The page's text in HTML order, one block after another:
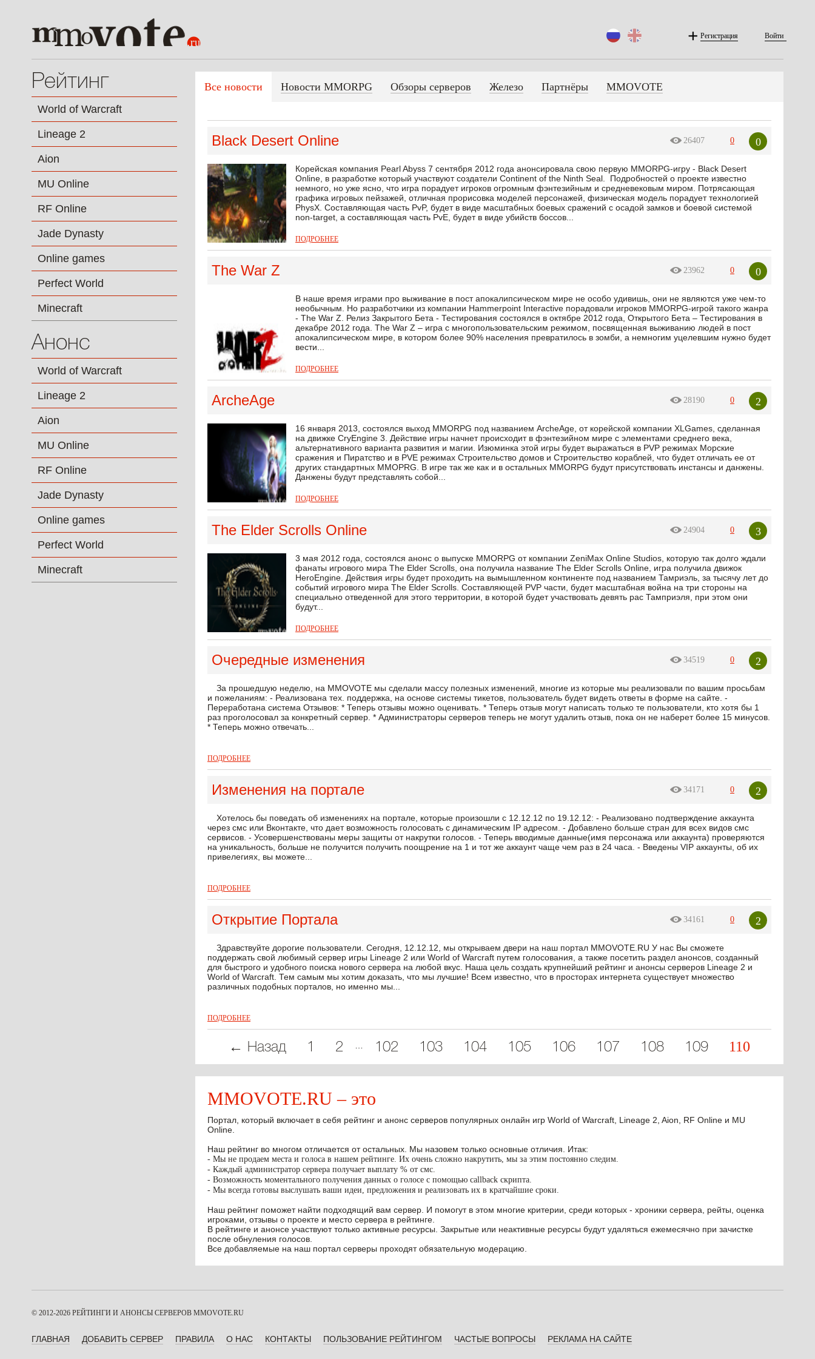
Регистрация Войти
Рейтинг
World of Warcraft
Lineage 2
Aion
MU Online
RF Online
Jade Dynasty
Online games
Perfect World
Minecraft
Анонс
World of Warcraft
Lineage 2
Aion
MU Online
RF Online
Jade Dynasty
Online games
Perfect World
Minecraft
Все новости Новости MMORPG Обзоры серверов Железо Партнёры MMOVOTE
Black Desert Online 26407 0 0
Корейская компания Pearl Abyss 7 сентября 2012 года анонсировала свою первую MMORPG-игру - Black Desert
Online, в разработке который участвуют создатели Continent of the Ninth Seal. Подробностей о проекте известно
немного, но уже ясно, что игра порадует игроков огромным фэнтезийным и средневековым миром. Потрясающая
графика игровых пейзажей, отличная прорисовка моделей персонажей, физическая модель порадует технологией
PhysX. Составляющая часть PvP, будет в виде масштабных боевых сражений с осадой замков и боевой системой
non-target, а составляющая часть PvE, будет в виде убийств боссов...
ПОДРОБНЕЕ
The War Z 23962 0 0
В наше время играми про выживание в пост апокалипсическом мире не особо удивишь, они не являются уже чем-то
необычным. Но разработчики из компании Hammerpoint Interactive порадовали игроков MMORPG-игрой такого жанра
- The War Z. Релиз Закрытого Бета - Тестирования состоялся в октябре 2012 года, Открытого Бета – Тестирования в
декабре 2012 года. The War Z – игра с многопользовательским режимом, посвященная выживанию людей в пост
апокалипсическом мире, в котором более 90% населения превратилось в зомби, а немногим уцелевшим нужно будет
вести...
ПОДРОБНЕЕ
ArcheAge 28190 0 2
16 января 2013, состоялся выход MMORPG под названием ArcheAge, от корейской компании XLGames, сделанная
на движке СryEngine 3. Действие игры начнет происходит в фэнтезийном мире с элементами среднего века,
альтернативного варианта развития и магии. Изюминка этой игры будет выражаться в PVP режимах Морские
сражения и Пиратство и в PVE режимах Строительство домов и Строительство кораблей, что будет отличать ее от
других стандартных MMOPRG. В игре так же как и в остальных MMORPG будут присутствовать инстансы и данжены.
Данжены будут представлять собой...
ПОДРОБНЕЕ
The Elder Scrolls Online 24904 0 3
3 мая 2012 года, состоялся анонс о выпуске MMORPG от компании ZeniMax Online Studios, которую так долго ждали
фанаты игрового мира The Elder Scrolls, она получила название The Elder Scrolls Online, игра получила движок
HeroEngine. Действия игры будет проходить на вымышленном континенте под названием Тамриэль, за тысячу лет до
событий игрового мира The Elder Scrolls. Cоставляющей PVP части, будет масштабная война на три стороны на
специально отведенной для этого территории, в которой будет участвовать девять рас Тамприэля, при этом они
будут...
ПОДРОБНЕЕ
Очередные изменения 34519 0 2
За прошедшую неделю, на MMOVOTE мы сделали массу полезных изменений, многие из которые мы реализовали по вашим просьбам
и пожеланиям: - Реализована тех. поддержка, на основе системы тикетов, пользователь будет видеть ответы в форме на сайте. -
Переработана система Отзывов: * Теперь отзывы можно оценивать. * Теперь отзыв могут написать только те пользователи, кто хотя бы 1
раз проголосовал за конкретный сервер. * Администраторы серверов теперь не могут удалить отзыв, пока он не наберет более 15 минусов.
* Теперь можно отвечать...
ПОДРОБНЕЕ
Изменения на портале 34171 0 2
Хотелось бы поведать об изменениях на портале, которые произошли с 12.12.12 по 19.12.12: - Реализовано подтверждение аккаунта
через смс или Вконтакте, что дает возможность голосовать с динамическим IP адресом. - Добавлено больше стран для всех видов смс
сервисов. - Усовершенствованы меры защиты от накрутки голосов. - Теперь вводимые данные(имя персонажа или аккаунта) проверяются
на уникальность, больше не получится получить поощрение на 1 и тот же аккаунт чаще чем раз в 24 часа. - Введены VIP аккаунты, об их
привелегиях, вы можете...
ПОДРОБНЕЕ
Открытие Портала 34161 0 2
Здравствуйте дорогие пользователи. Сегодня, 12.12.12, мы открываем двери на наш портал MMOVOTE.RU У нас Вы сможете
поддержать свой любимый сервер игры Lineage 2 или World of Warcraft путем голосования, а также посетить раздел анонсов, созданный
для быстрого и удобного поиска нового сервера на любой вкус. Наша цель создать крупнейший рейтинг и анонсы серверов Lineage 2 и
World of Warcraft. Тем самым мы хотим доказать, что мы лучшие! Всем известно, что в просторах интернета существует множество
различных подобных порталов, но именно мы...
ПОДРОБНЕЕ
← Назад 1 2 102 103 104 105 106 107 108 109 110
MMOVOTE.RU – это
Портал, который включает в себя рейтинг и анонс серверов популярных онлайн игр World of Warcraft, Lineage 2, Aion, RF Online и MU
Online.
Наш рейтинг во многом отличается от остальных. Мы назовем только основные отличия. Итак:
- Мы не продаем места и голоса в нашем рейтинге. Их очень сложно накрутить, мы за этим постоянно следим.
- Каждый администратор сервера получает выплату % от смс.
- Возможность моментального получения данных о голосе с помощью callback скрипта.
- Мы всегда готовы выслушать ваши идеи, предложения и реализовать их в кратчайшие сроки.
Наш рейтинг поможет найти подходящий вам сервер. И помогут в этом многие критерии, среди которых - хроники сервера, рейты, оценка
игроками, отзывы о проекте и место сервера в рейтинге.
В рейтинге и анонсе участвуют только активные ресурсы. Закрытые или неактивные ресурсы будут удаляться ежемесячно при зачистке
после обнуления голосов.
Все добавляемые на наш портал серверы проходят обязательную модерацию.
© 2012-2026 РЕЙТИНГИ И АНОНСЫ СЕРВЕРОВ MMOVOTE.RU
ГЛАВНАЯ ДОБАВИТЬ СЕРВЕР ПРАВИЛА О НАС КОНТАКТЫ ПОЛЬЗОВАНИЕ РЕЙТИНГОМ ЧАСТЫЕ ВОПРОСЫ РЕКЛАМА НА САЙТЕ